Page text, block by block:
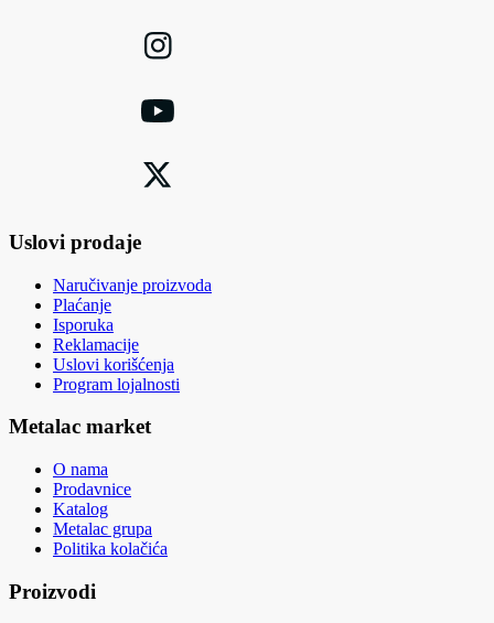
Uslovi prodaje
Naručivanje proizvoda
Plaćanje
Isporuka
Reklamacije
Uslovi korišćenja
Program lojalnosti
Metalac market
O nama
Prodavnice
Katalog
Metalac grupa
Politika kolačića
Proizvodi